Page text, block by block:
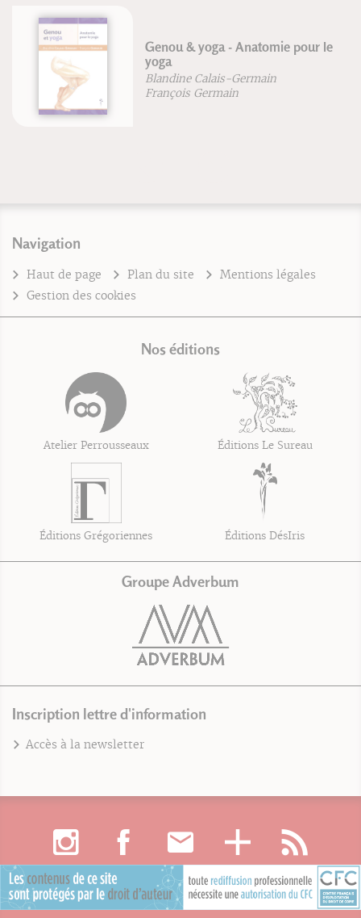
Genou & yoga - Anatomie pour le
yoga
Blandine Calais-Germain
François Germain
Navigation
Haut de page Plan du site
Mentions légales
Gestion des cookies
Nos éditions
Atelier Perrousseaux Éditions Le Sureau
Éditions Grégoriennes Éditions DésIris
Groupe Adverbum
Inscription lettre d'information
Accès à la newsletter